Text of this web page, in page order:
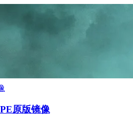
原版镜像